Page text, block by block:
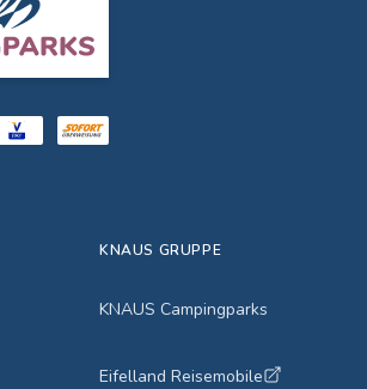
KNAUS GRUPPE
KNAUS Campingparks
Eifelland Reisemobile